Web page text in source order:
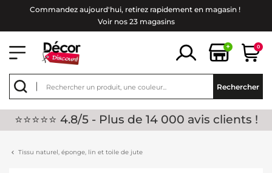
Commandez aujourd'hui, retirez rapidement en magasin !
Voir nos 23 magasins
+ 0
Rechercher
⭐⭐⭐⭐⭐ 4.8/5 - Plus de 14 000 avis clients !
Tissu naturel, éponge, lin et toile de jute